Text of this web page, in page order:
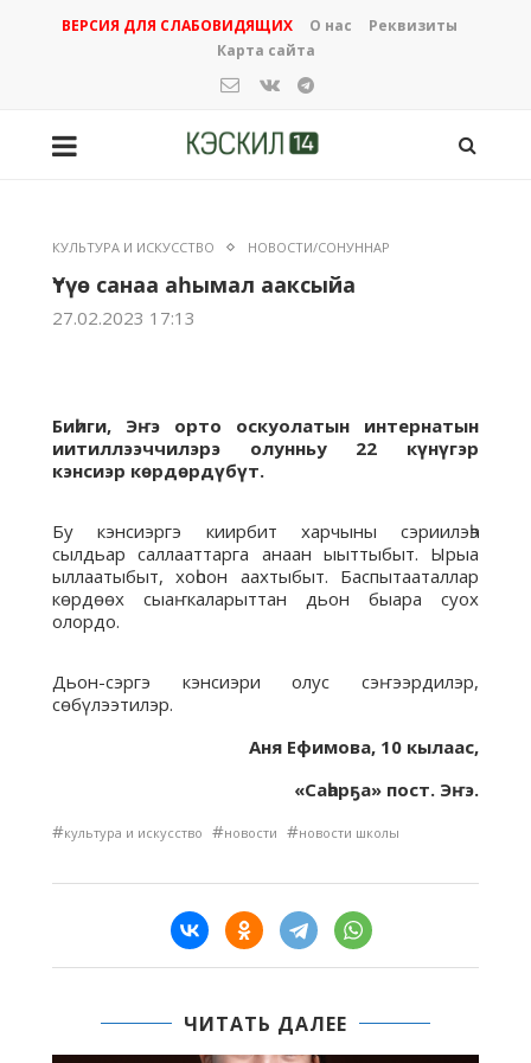
ВЕРСИЯ ДЛЯ СЛАБОВИДЯЩИХ О нас
Реквизиты
Карта сайта
КУЛЬТУРА И ИСКУССТВО НОВОСТИ/СОНУННАР
Үтүө санаа аһымал ааксыйа
27.02.2023 17:13
Биһиги, Эҥэ орто оскуолатын интернатын
иитиллээччилэрэ олунньу 22 күнүгэр
кэнсиэр көрдөрдүбүт.
Бу кэнсиэргэ киирбит харчыны сэриилэһэ
сылдьар саллааттарга анаан ыыттыбыт. Ырыа
ыллаатыбыт, хоһоон аахтыбыт. Баспытааталлар
көрдөөх сыаҥкаларыттан дьон быара суох
олордо.
Дьон-сэргэ кэнсиэри олус сэҥээрдилэр,
сөбүлээтилэр.
Аня Ефимова, 10 кылаас,
«Саһарҕа» пост. Эҥэ.
#культура и искусство #новости #новости школы
ЧИТАТЬ ДАЛЕЕ